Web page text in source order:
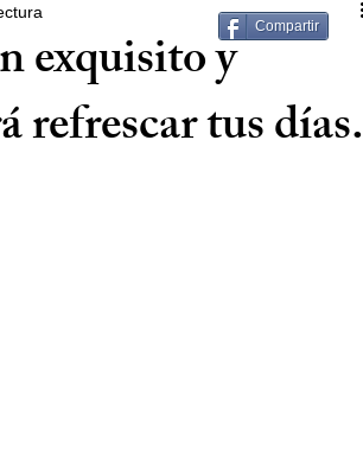
exquisito y
refrescar tus días.
Compartir